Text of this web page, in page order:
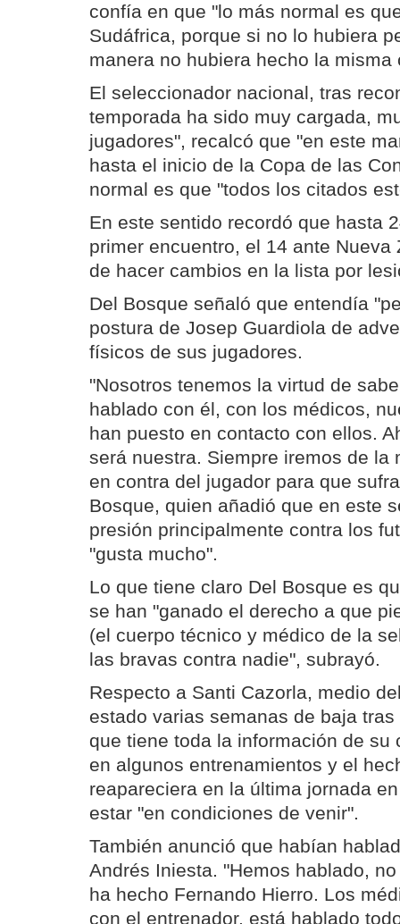
confía en que "lo más normal es
Sudáfrica, porque si no lo hubiera
manera no hubiera hecho la misma
El seleccionador nacional, tras
temporada ha sido muy cargada,
jugadores", recalcó que "en este
hasta el inicio de la Copa de las
normal es que "todos los citados
En este sentido recordó que hasta
primer encuentro, el 14 ante Nueva
de hacer cambios en la lista por
Del Bosque señaló que entendía
postura de Josep Guardiola de
físicos de sus jugadores.
"Nosotros tenemos la virtud de
hablado con él, con los médicos,
han puesto en contacto con ellos.
será nuestra. Siempre iremos de la
en contra del jugador para que
Bosque, quien añadió que en este
presión principalmente contra los
"gusta mucho".
Lo que tiene claro Del Bosque es
se han "ganado el derecho a que
(el cuerpo técnico y médico de la
las bravas contra nadie", subrayó.
Respecto a Santi Cazorla, medio
estado varias semanas de baja
que tiene toda la información de su
en algunos entrenamientos y el
reapareciera en la última jornada
estar "en condiciones de venir".
También anunció que habían
Andrés Iniesta. "Hemos hablado,
ha hecho Fernando Hierro. Los
con el entrenador. está hablado